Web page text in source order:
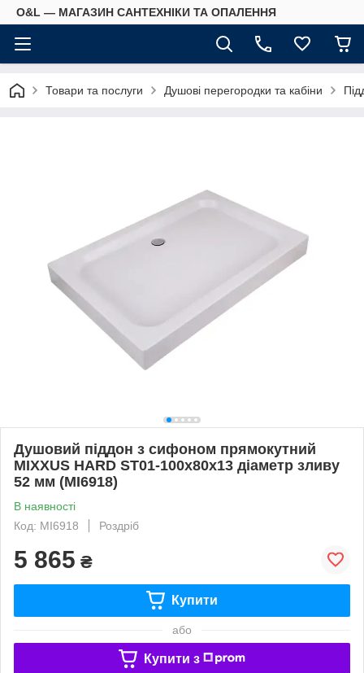
O&L — МАГАЗИН САНТЕХНІКИ ТА ОПАЛЕННЯ
Товари та послуги Душові перегородки та кабіни
Душовий піддон з сифоном прямокутний
MIXXUS HARD ST01-100x80x13 діаметр зливу
52 мм (MI6918)
В наявності
Код: MI6918
Роздріб
5 865 ₴
Купити
або
Купити з